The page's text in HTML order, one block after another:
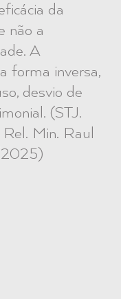
da
não a
A
forma inversa,
desvio de
(STJ.
Min. Raul